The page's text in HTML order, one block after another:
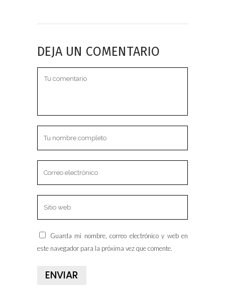
DEJA UN COMENTARIO
Guarda mi nombre, correo electrónico y web en
este navegador para la próxima vez que comente.